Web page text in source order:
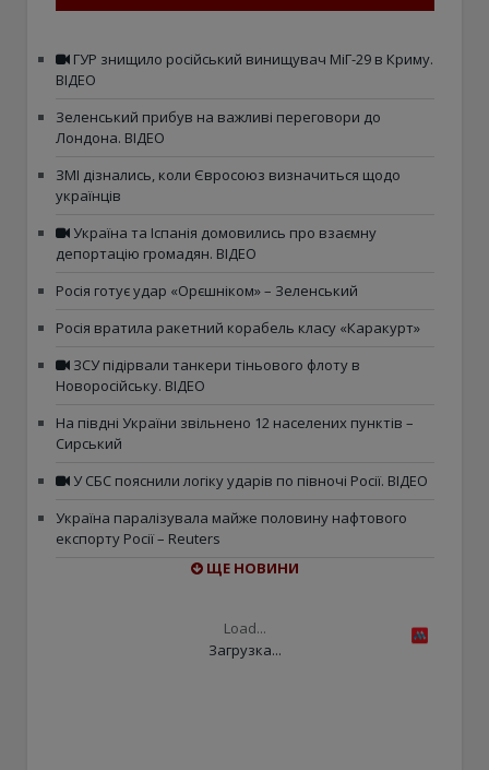
ГУР знищило російський винищувач МіГ-29 в Криму.
ВІДЕО
Зеленський прибув на важливі переговори до
Лондона. ВІДЕО
ЗМІ дізнались, коли Євросоюз визначиться щодо
українців
Україна та Іспанія домовились про взаємну
депортацію громадян. ВІДЕО
Росія готує удар «Орєшніком» – Зеленський
Росія вратила ракетний корабель класу «Каракурт»
ЗСУ підірвали танкери тіньового флоту в
Новоросійську. ВІДЕО
На півдні України звільнено 12 населених пунктів –
Сирський
У СБС пояснили логіку ударів по півночі Росії. ВІДЕО
Україна паралізувала майже половину нафтового
експорту Росії – Reuters
ЩЕ НОВИНИ
Load...
Загрузка...